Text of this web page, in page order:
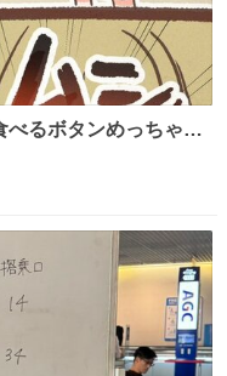
べるボタンめっちゃ間